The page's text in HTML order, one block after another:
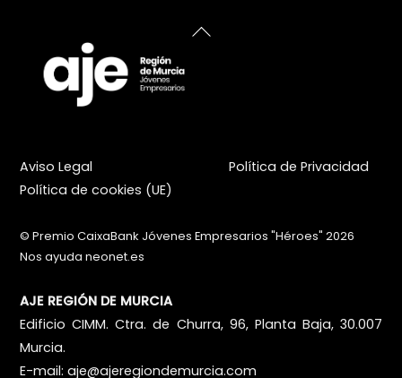
Back
Aviso Legal
Política de Privacidad
Política de cookies (UE)
©Premio CaixaBank Jóvenes Empresarios "Héroes" 2026
Nos ayudaneonet.es
AJE REGIÓN DE MURCIA
Edificio CIMM. Ctra. de Churra, 96, Planta Baja, 30.007
Murcia.
E-mail:aje@ajeregiondemurcia.com